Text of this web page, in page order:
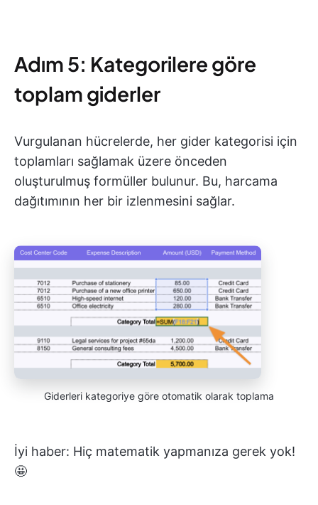
Adım 5: Kategorilere göre
toplam giderler
Vurgulanan hücrelerde, her gider kategorisi için
toplamları sağlamak üzere önceden
oluşturulmuş formüller bulunur. Bu, harcama
dağıtımının her bir izlenmesini sağlar.
Giderleri kategoriye göre otomatik olarak toplama
İyi haber: Hiç matematik yapmanıza gerek yok!
🤩